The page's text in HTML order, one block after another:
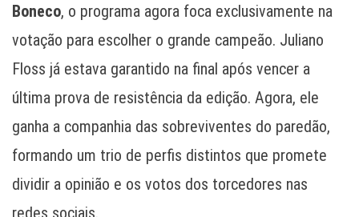
Boneco, o programa agora foca exclusivamente na
votação para escolher o grande campeão. Juliano
Floss já estava garantido na final após vencer a
última prova de resistência da edição. Agora, ele
ganha a companhia das sobreviventes do paredão,
formando um trio de perfis distintos que promete
dividir a opinião e os votos dos torcedores nas
redes sociais.